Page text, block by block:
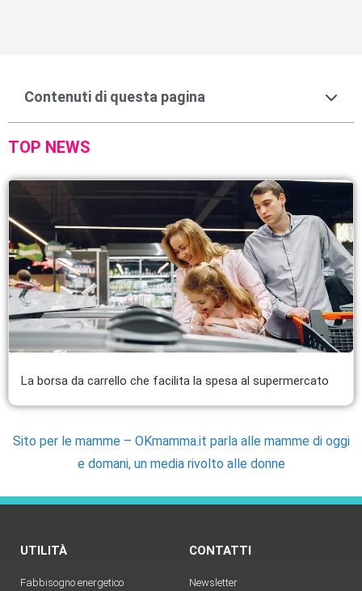
Contenuti di questa pagina
TOP NEWS
La borsa da carrello che facilita la spesa al supermercato
Sito per le mamme – OKmamma.it parla alle mamme di oggi
e domani, un media rivolto alle donne
UTILITÀ
Fabbisogno energetico
CONTATTI
Newsletter